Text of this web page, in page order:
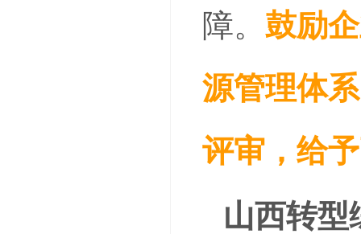
障。 鼓励
源管理体
评审，给
山西转型